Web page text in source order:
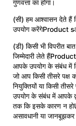
गुणवत्ता का होगा।
(सी) हम आश्वासन देते हैं
उपयोग करेंगेProduct
(डी) किसी भी विपरीत
जिम्मेदारी लेते
आपके उपयोग के संबंध में
जो आप किसी तीसरे पक्ष
नियुक्तियों या किसी
उपयोग के संबंध में आपके
तक कि इसके कारण न
असावधानी या जानबूझकर